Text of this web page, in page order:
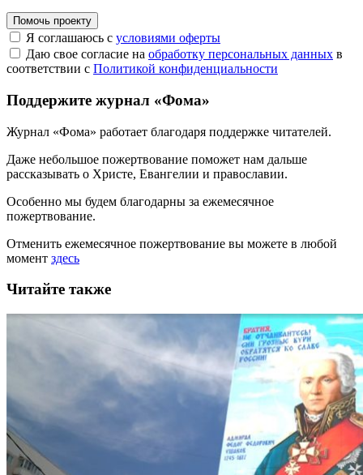
Помочь проекту
Я соглашаюсь с условиями оферты
Даю свое согласие на обработку персональных данных в
соответствии с Политикой конфиденциальности
Поддержите журнал «Фома»
Журнал «Фома» работает благодаря поддержке читателей.
Даже небольшое пожертвование поможет нам дальше
рассказывать о Христе, Евангелии и православии.
Особенно мы будем благодарны за ежемесячное
пожертвование.
Отменить ежемесячное пожертвование вы можете в любой
момент здесь
Читайте также